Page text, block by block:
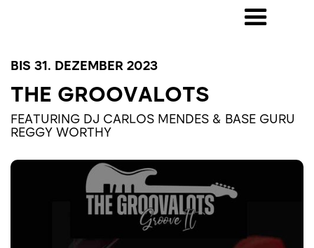
BIS 31. DEZEMBER 2023
THE GROOVALOTS
FEATURING DJ CARLOS MENDES & BASE GURU
REGGY WORTHY